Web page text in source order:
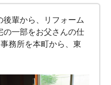
輩から、リフォーム
の一部をお父さんの仕
務所を本町から、東